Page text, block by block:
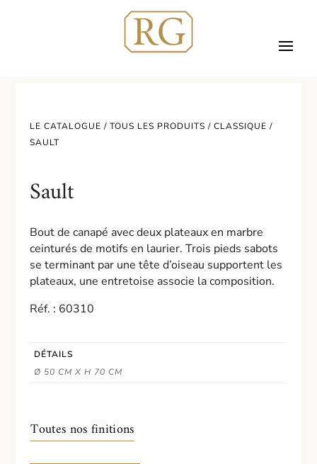
LE CATALOGUE /TOUS LES PRODUITS /CLASSIQUE /
SAULT
Sault
Bout de canapé avec deux plateaux en marbre
ceinturés de motifs en laurier. Trois pieds sabots
se terminant par une tête d’oiseau supportent les
plateaux, une entretoise associe la composition.
Réf. : 60310
DÉTAILS
Ø 50 CM X H 70 CM
Toutes nos finitions